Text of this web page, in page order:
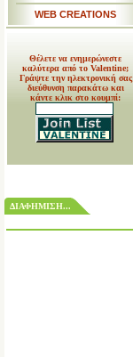
WEB CREATIONS
Θέλετε να ενημερώνεστε
καλύτερα από το Valentine;
Γράψτε την ηλεκτρονική σας
διεύθυνση παρακάτω και
κάντε κλικ στο κουμπί:
ΔΙΑΦΗΜΙΣΗ...